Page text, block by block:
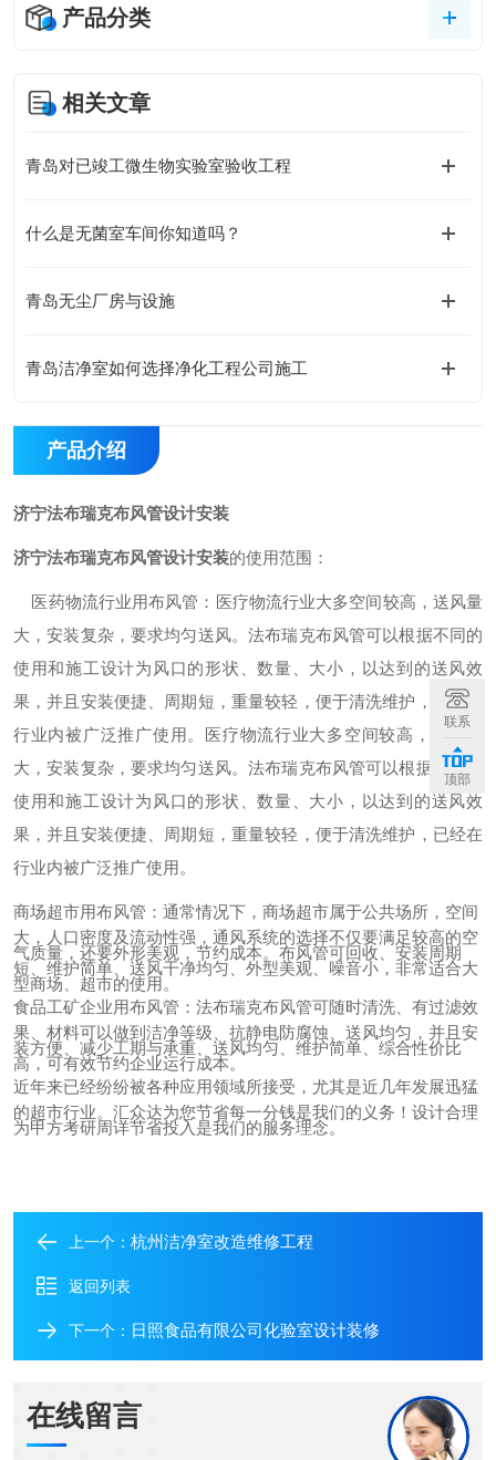
产品分类
相关文章
青岛对已竣工微生物实验室验收工程
什么是无菌室车间你知道吗？
青岛无尘厂房与设施
青岛洁净室如何选择净化工程公司施工
产品介绍
济宁法布瑞克布风管设计安装
济宁法布瑞克布风管设计安装的使用范围：
医药物流行业用布风管：医疗物流行业大多空间较高，送风量
大，安装复杂，要求均匀送风。法布瑞克布风管可以根据不同的
使用和施工设计为风口的形状、数量、大小，以达到的送风效
果，并且安装便捷、周期短，重量较轻，便于清洗维护，已经在
行业内被广泛推广使用。医疗物流行业大多空间较高，送风量
大，安装复杂，要求均匀送风。法布瑞克布风管可以根据不同的
使用和施工设计为风口的形状、数量、大小，以达到的送风效
果，并且安装便捷、周期短，重量较轻，便于清洗维护，已经在
行业内被广泛推广使用。
商场超市用布风管：通常情况下，商场超市属于公共场所，空间
大，人口密度及流动性强，通风系统的选择不仅要满足较高的空
气质量，还要外形美观，节约成本。布风管可回收、安装周期
短、维护简单、送风干净均匀、外型美观、噪音小，非常适合大
型商场、超市的使用。
食品工矿企业用布风管：法布瑞克布风管可随时清洗、有过滤效
果、材料可以做到洁净等级、抗静电防腐蚀、送风均匀，并且安
装方便、减少工期与承重、送风均匀、维护简单、综合性价比
高，可有效节约企业运行成本。
近年来已经纷纷被各种应用领域所接受，尤其是近几年发展迅猛
的超市行业。汇众达为您节省每一分钱是我们的义务！设计合理
为甲方考研周详节省投入是我们的服务理念。
上一个： 杭州洁净室改造维修工程
返回列表
下一个： 日照食品有限公司化验室设计装修
在线留言
联系
顶部